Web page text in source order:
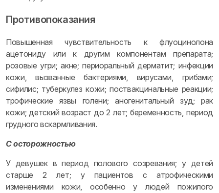
Противопоказания
Повышенная чувствительность к флуоцинолона
ацетониду или к другим компонентам препарата;
розовые угри; акне; периоральный дерматит; инфекции
кожи, вызванные бактериями, вирусами, грибами;
сифилис; туберкулез кожи; поствакцинальные реакции;
трофические язвы голени; аногенитальный зуд; рак
кожи; детский возраст до 2 лет; беременность, период
грудного вскармливания.
С осторожностью
У девушек в период полового созревания; у детей
старше 2 лет; у пациентов с атрофическими
изменениями кожи, особенно у людей пожилого